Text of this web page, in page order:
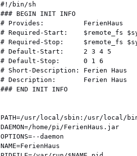
#!/bin/sh
### BEGIN INIT INFO
# Provides:          FerienHaus
# Required-Start:    $remote_fs
# Required-Stop:     $remote_fs
# Default-Start:     2 3 4 5
# Default-Stop:      0 1 6
# Short-Description: Ferien Haus
# Description:       Ferien Haus
### END INIT INFO
PATH=/usr/local/sbin:/usr/local/
DAEMON=/home/pi/FerienHaus.jar
OPTIONS=--daemon
NAME=FerienHaus